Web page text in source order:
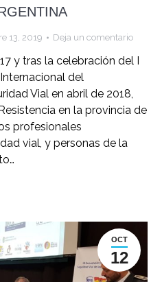
13, 2019 Deja un comentario
y tras la celebración del I
del
Vial en abril de 2018,
en la provincia de
profesionales
vial, y personas de la
OCT
12